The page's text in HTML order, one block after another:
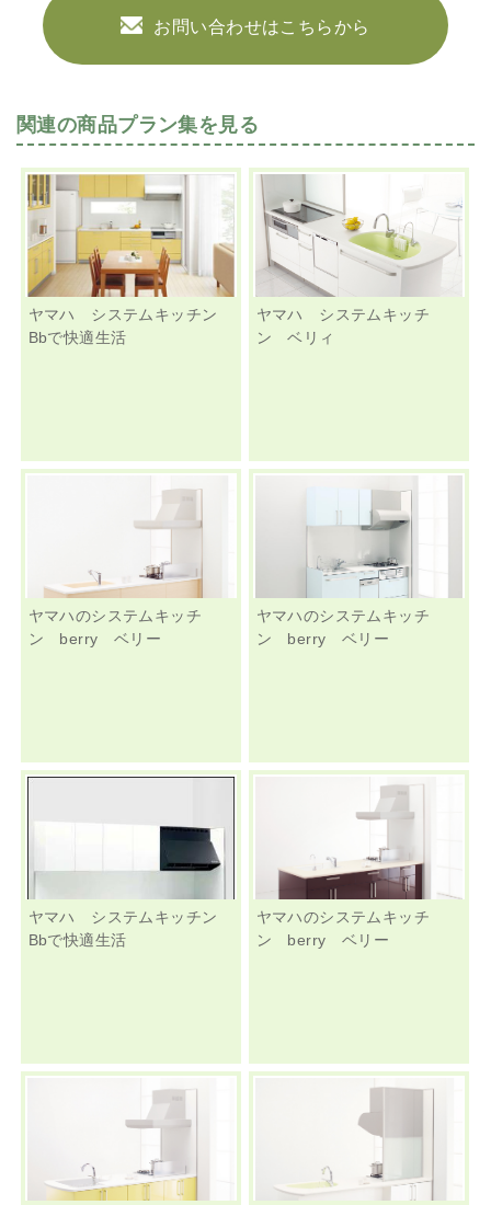
お問い合わせはこちらから
関連の商品プラン集を見る
ヤマハ システムキッチン
Bbで快適生活
ヤマハ システムキッチ
ン ベリィ
ヤマハのシステムキッチ
ン berry ベリー
ヤマハのシステムキッチ
ン berry ベリー
ヤマハ システムキッチン
Bbで快適生活
ヤマハのシステムキッチ
ン berry ベリー